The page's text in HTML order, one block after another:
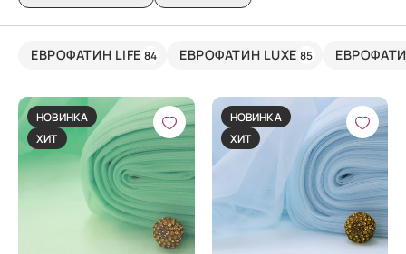
ЕВРОФАТИН LIFE 84 ЕВРОФАТИН LUXE 85
НОВИНКА
ХИТ
НОВИНКА
ХИТ